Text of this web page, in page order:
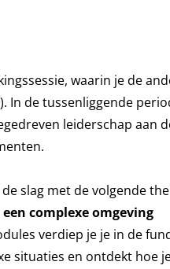
waarin je de
In de tussenliggende
leiderschap
slag met de volgende
complexe omgeving
verdiep je je in de
situaties en ontdekt